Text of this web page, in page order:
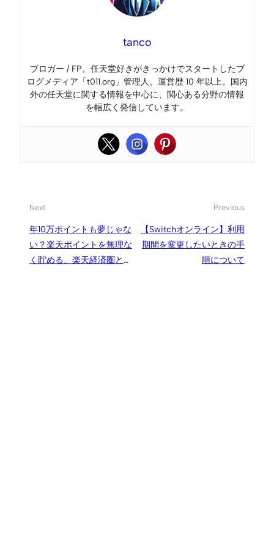
tanco
ブロガー / FP。任天堂好きがきっかけでスタートしたブ
ログメディア「t011.org」管理人。運営歴 10 年以上。国内
外の任天堂に関する情報を中心に、関心ある分野の情報
を幅広く発信しています。
Next
年10万ポイントも夢じゃな
い？楽天ポイントを無理な
く貯める、楽天経済圏と緩
Previous
【Switchオンライン】利用
期間を変更したいときの手
順について